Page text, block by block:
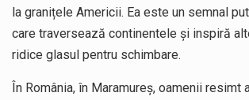
la granițele Americii. Ea este un semnal
care traversează continentele și inspiră
ridice glasul pentru schimbare.
În România, în Maramureș, oamenii resimt